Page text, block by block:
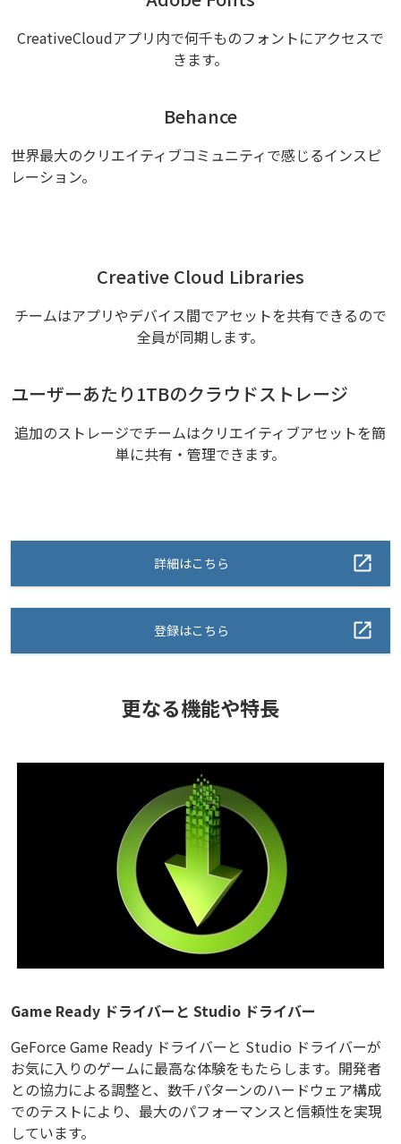
CreativeCloudアプリ内で何千ものフォントにアクセスで
きます。
Behance
世界最大のクリエイティブコミュニティで感じるインスピ
レーション。
Creative Cloud Libraries
チームはアプリやデバイス間でアセットを共有できるので
全員が同期します。
ユーザーあたり1TBのクラウドストレージ
追加のストレージでチームはクリエイティブアセットを簡
単に共有・管理できます。
詳細はこちら
登録はこちら
更なる機能や特長
Game Ready ドライバーと Studio ドライバー
GeForce Game Ready ドライバーと Studio ドライバーが
お気に入りのゲームに最高な体験をもたらします。開発者
との協力による調整と、数千パターンのハードウェア構成
でのテストにより、最大のパフォーマンスと信頼性を実現
しています。